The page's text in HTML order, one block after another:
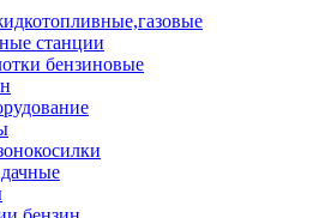
станции
бензиновые